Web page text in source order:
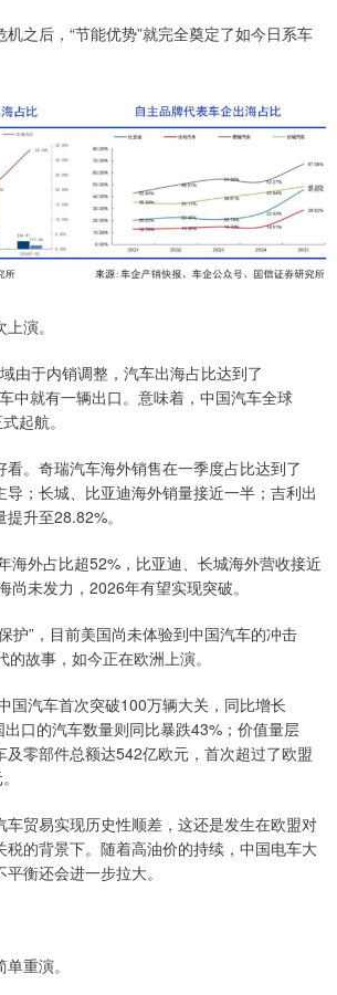
之后，“节能优势”就完全奠定了如今日系车
演。
由于内销调整，汽车出海占比达到了
中就有一辆出口。意味着，中国汽车全球
起航。
。奇瑞汽车海外销售在一季度占比达到了
；长城、比亚迪海外销量接近一半；吉利出
升至28.82%。
海外占比超52%，比亚迪、长城海外营收接近
尚未发力，2026年有望实现突破。
护”，目前美国尚未体验到中国汽车的冲击
故事，如今正在欧洲上演。
国汽车首次突破100万辆大关，同比增长
口的汽车数量则同比暴跌43%；价值量层
及零部件总额达542亿欧元，首次超过了欧盟
车贸易实现历史性顺差‌，这还是发生在‌欧盟对
税的背景下。随着高油价的持续，中国电车大
衡还会进一步拉大。
重演。